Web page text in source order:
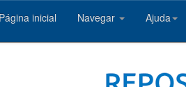
Página inicial Navegar Ajuda